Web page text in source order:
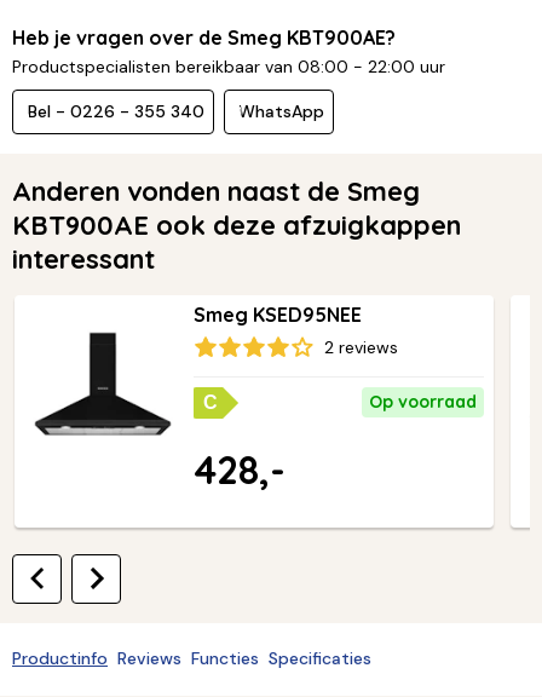
Heb je vragen over de Smeg KBT900AE?
Productspecialisten bereikbaar van 08:00 - 22:00 uur
Bel - 0226 - 355 340 WhatsApp
Anderen vonden naast de Smeg
KBT900AE ook deze afzuigkappen
interessant
Smeg KSED95NEE
2 reviews
C Op voorraad
428,-
Productinfo Reviews Functies Specificaties